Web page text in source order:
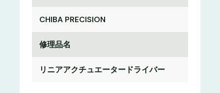
CHIBA PRECISION
修理品名
リニアアクチュエータードライバー